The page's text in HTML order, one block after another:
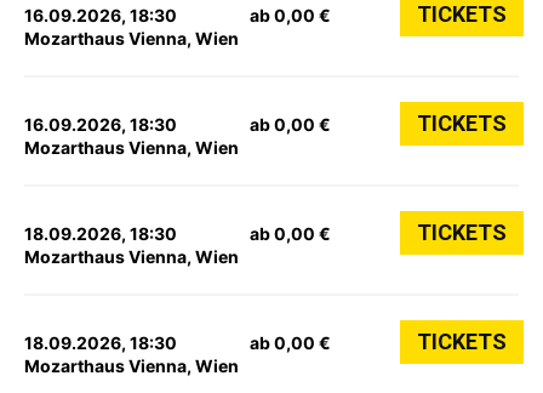
16.09.2026, 18:30
Mozarthaus Vienna, Wien
ab 0,00 € TICKETS
16.09.2026, 18:30
Mozarthaus Vienna, Wien
ab 0,00 € TICKETS
18.09.2026, 18:30
Mozarthaus Vienna, Wien
ab 0,00 € TICKETS
18.09.2026, 18:30
Mozarthaus Vienna, Wien
ab 0,00 € TICKETS